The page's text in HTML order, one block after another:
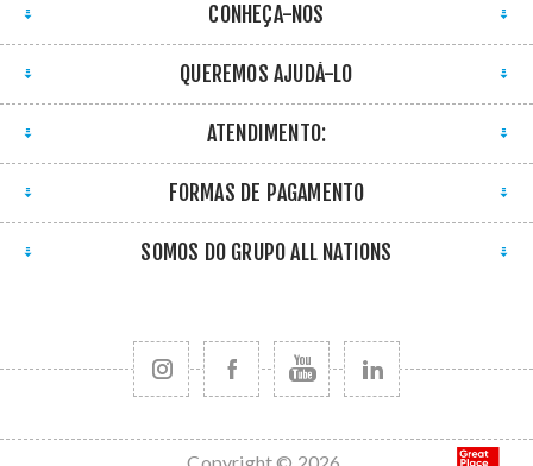
CONHEÇA-NOS
QUEREMOS AJUDÁ-LO
ATENDIMENTO:
FORMAS DE PAGAMENTO
SOMOS DO GRUPO ALL NATIONS